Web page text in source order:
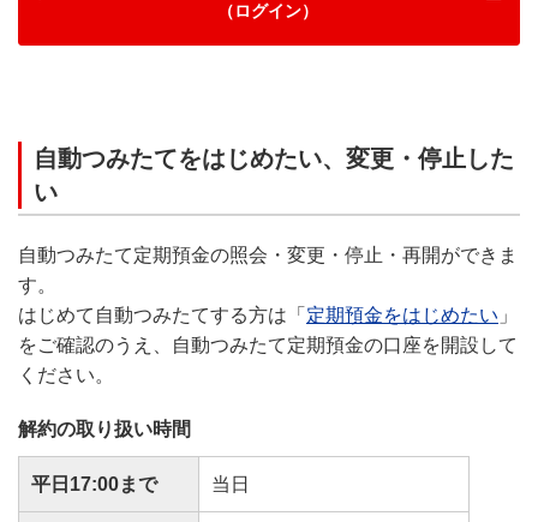
（ログイン）
自動つみたてをはじめたい、変更・停止した
い
自動つみたて定期預金の照会・変更・停止・再開ができま
す。
はじめて自動つみたてする方は「 定期預金をはじめたい 」
をご確認のうえ、自動つみたて定期預金の口座を開設して
ください。
解約の取り扱い時間
平日17:00まで 当日